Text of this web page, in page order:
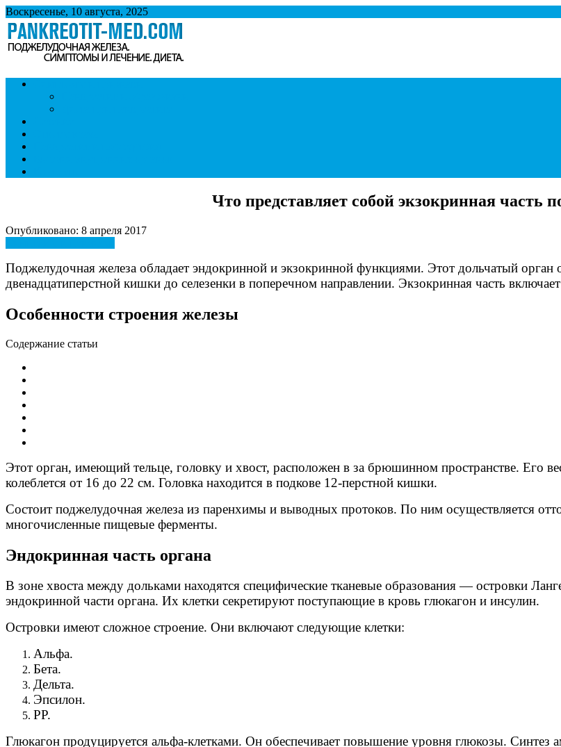
Воскресенье, 10 августа, 2025
Панкреатит
Поджелудочная железа. Симптомы и лечение панкреатита. Диета при панкреатите.
Что представляет собой экзокринная часть
Опубликовано: 8 апреля 2017
Поджелудочная железа обладает эндокринной и экзокринной функциями. Этот дольчатый орган
двенадцатиперстной кишки до селезенки в поперечном направлении. Экзокринная часть
Особенности строения железы
Содержание статьи
Этот орган, имеющий тельце, головку и хвост, расположен в за брюшинном пространстве. Его
колеблется от 16 до 22 см. Головка находится в подкове 12-перстной кишки.
Состоит поджелудочная железа из паренхимы и выводных протоков. По ним осуществляется
многочисленные пищевые ферменты.
Эндокринная часть органа
В зоне хвоста между дольками находятся специфические тканевые образования — островки
эндокринной части органа. Их клетки секретируют поступающие в кровь глюкагон и инсулин.
Островки имеют сложное строение. Они включают следующие клетки:
Альфа.
Бета.
Дельта.
Эпсилон.
РР.
Глюкагон продуцируется альфа-клетками. Он обеспечивает повышение уровня глюкозы. Синтез